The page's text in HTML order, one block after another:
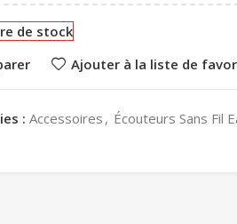
de stock
Ajouter à la liste de
: Accessoires , Écouteurs Sans Fil